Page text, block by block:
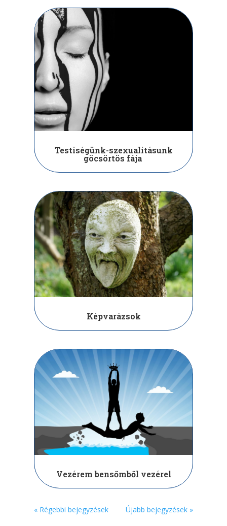
Testiségünk-szexualitásunk
göcsörtös fája
Képvarázsok
Vezérem bensőmből vezérel
« Régebbi bejegyzések Újabb bejegyzések »